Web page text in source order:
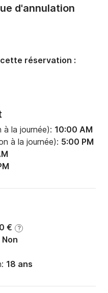
la journée): 10:00 AM
à la journée): 5:00 PM
€ ?
Non
18 ans
d'annulation
réservation :